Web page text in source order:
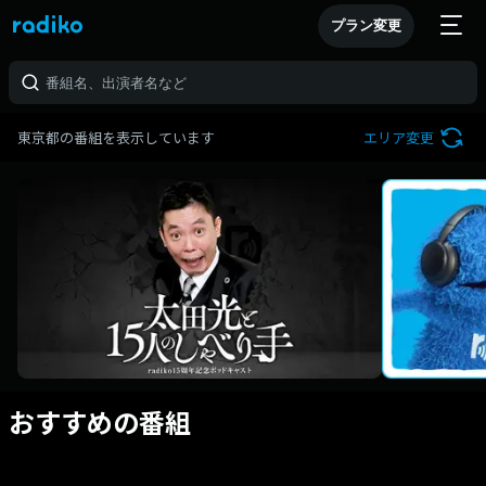
プラン変更
東京都の番組を表示しています エリア変更
おすすめの番組